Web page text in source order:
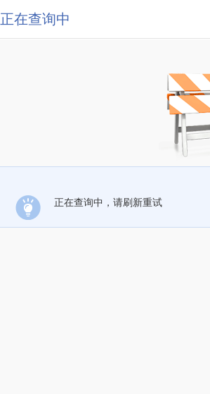
正在查询中
正在查询中，请刷新重试